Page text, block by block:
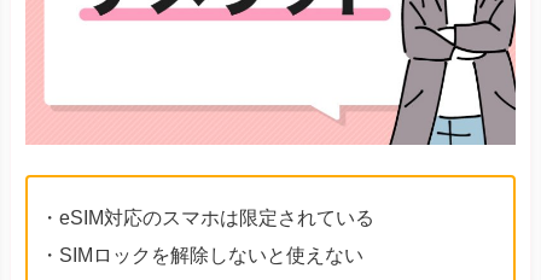
・eSIM対応のスマホは限定されている
・SIMロックを解除しないと使えない